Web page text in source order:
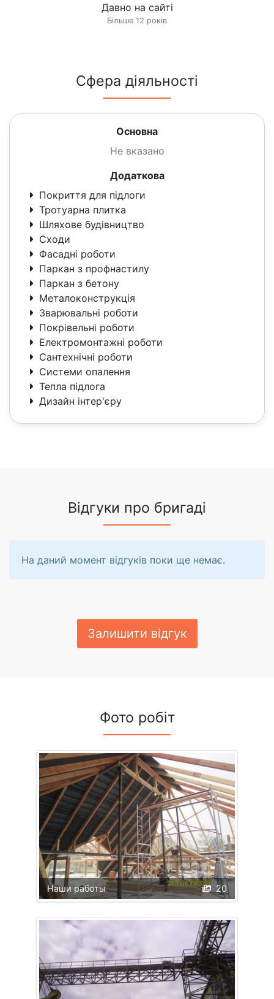
Давно на сайті
Більше 12 років
Сфера діяльності
Основна
Не вказано
Додаткова
Покриття для підлоги
Тротуарна плитка
Шляхове будівництво
Сходи
Фасадні роботи
Паркан з профнастилу
Паркан з бетону
Металоконструкція
Зварювальні роботи
Покрівельні роботи
Електромонтажні роботи
Сантехнічні роботи
Системи опалення
Тепла підлога
Дизайн інтер'єру
Відгуки про бригаді
На даний момент відгуків поки ще немає.
Залишити відгук
Фото робіт
20
Наши работы